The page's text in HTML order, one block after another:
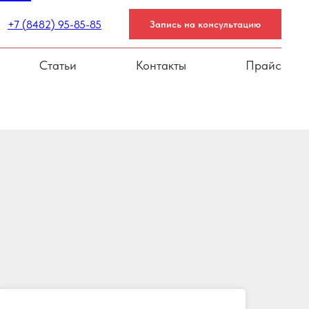
+7 (8482) 95-85-85 Запись на консультацию
Статьи Контакты Прайс